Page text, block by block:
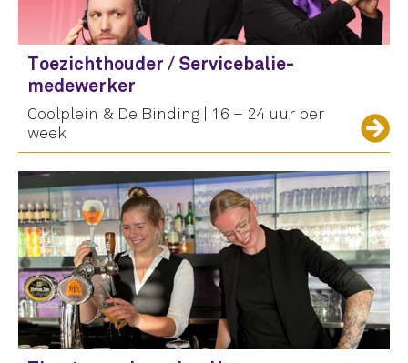
Toezichthouder / Servicebalie-
medewerker
Coolplein & De Binding | 16 – 24 uur per
week